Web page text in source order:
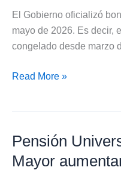
El Gobierno oficializó
mayo de 2026. Es decir,
congelado desde marzo
Javier
de
Anses
de
Read More »
Pensión
Mayor